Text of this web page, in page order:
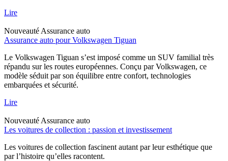
Lire
Nouveauté Assurance auto
Assurance auto pour Volkswagen Tiguan
Le Volkswagen Tiguan s’est imposé comme un SUV familial très
répandu sur les routes européennes. Conçu par Volkswagen, ce
modèle séduit par son équilibre entre confort, technologies
embarquées et sécurité.
Lire
Nouveauté Assurance auto
Les voitures de collection : passion et investissement
Les voitures de collection fascinent autant par leur esthétique que
par l’histoire qu’elles racontent.